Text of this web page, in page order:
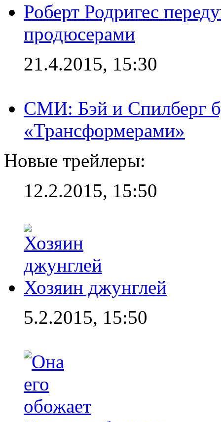
Роберт Родригес
продюсерами
21.4.2015, 15:30
СМИ: Бэй и Спилберг
«Трансформерами»
Новые трейлеры:
12.2.2015, 15:50
Хозяин джунглей
5.2.2015, 15:50